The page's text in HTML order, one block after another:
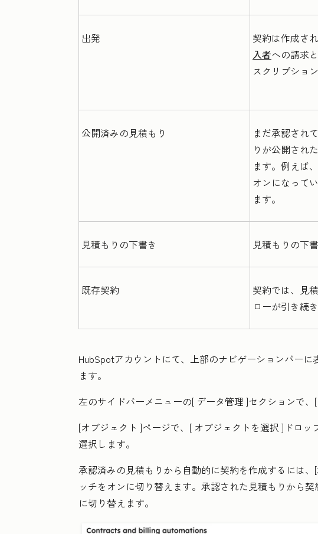
出発 契約は作成さ
入者への請求
スクリプショ
公開済みの見積もり
まだ承認され
りが公開され
ます。例えば
オンになって
ます。
見積もりの下書き 見積もりの下
既存契約
契約では、見
ローが引き続
HubSpotアカウントにて、上部のナビゲーションバーに
ます。
左のサイドバーメニューの[ データ管理 ]セクションで、[
[オブジェクト ]ページで、[ オブジェクトを選択 ]ドロッ
選択します。
承認済みの見積もりから自動的に契約を作成するには、[
ッチをオンに切り替えます。承認された見積もりから
に切り替えます。